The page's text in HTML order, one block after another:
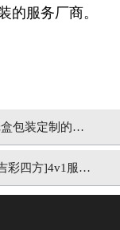
的服务厂商。
包装定制的区
彩四方]4v1服务